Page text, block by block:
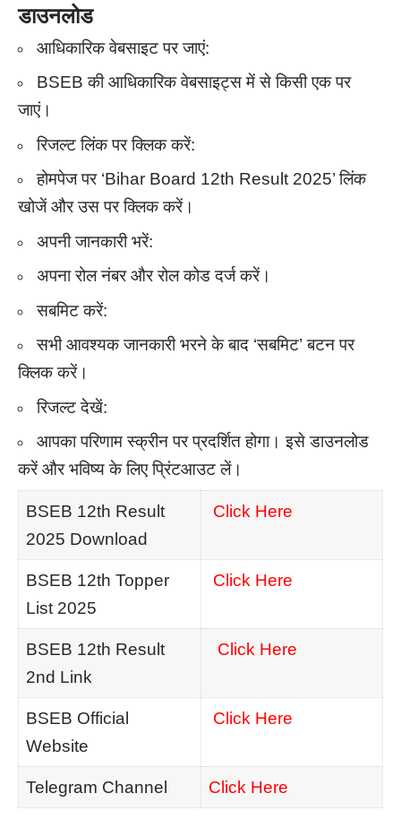
डाउनलोड
आधिकारिक वेबसाइट पर जाएं:
BSEB की आधिकारिक वेबसाइट्स में से किसी एक पर
जाएं।
रिजल्ट लिंक पर क्लिक करें:
होमपेज पर ‘Bihar Board 12th Result 2025’ लिंक
खोजें और उस पर क्लिक करें।
अपनी जानकारी भरें:
अपना रोल नंबर और रोल कोड दर्ज करें।
सबमिट करें:
सभी आवश्यक जानकारी भरने के बाद ‘सबमिट’ बटन पर
क्लिक करें।
रिजल्ट देखें:
आपका परिणाम स्क्रीन पर प्रदर्शित होगा। इसे डाउनलोड
करें और भविष्य के लिए प्रिंटआउट लें।
BSEB 12th Result
2025 Download
Click Here
BSEB 12th Topper
List 2025
Click Here
BSEB 12th Result
2nd Link
Click Here
BSEB Official
Website
Click Here
Telegram Channel Click Here